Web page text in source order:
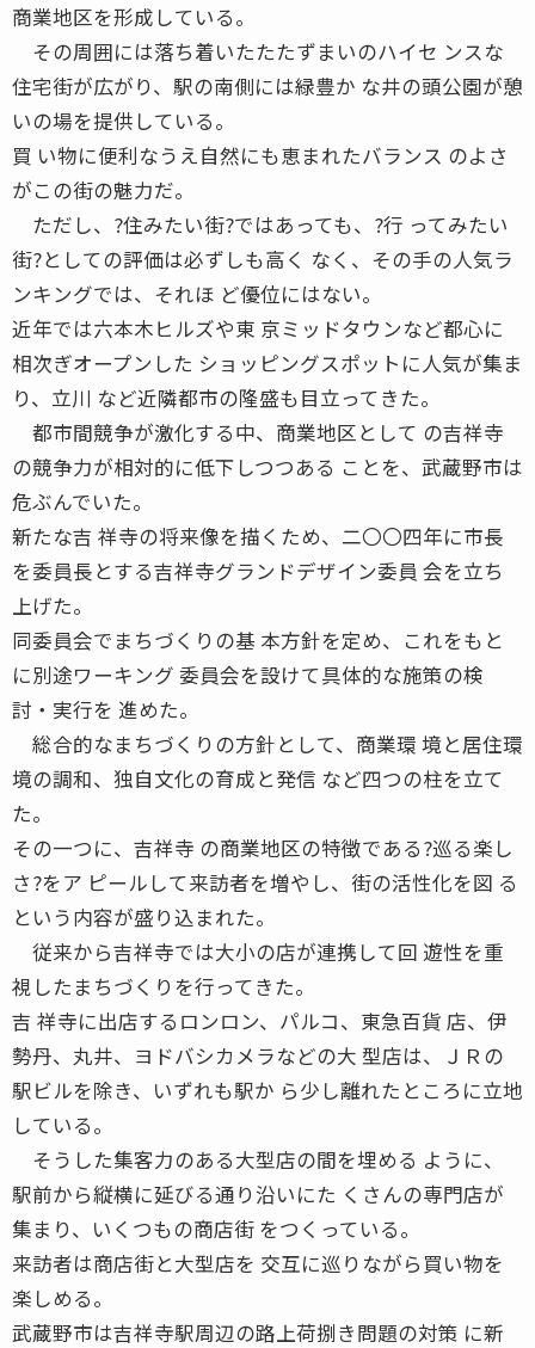
商業地区を形成している。
その周囲には落ち着いたたたずまいのハイセ ンスな
住宅街が広がり、駅の南側には緑豊か な井の頭公園が憩
いの場を提供している。
買 い物に便利なうえ自然にも恵まれたバランス のよさ
がこの街の魅力だ。
ただし、?住みたい街?ではあっても、?行 ってみたい
街?としての評価は必ずしも高く なく、その手の人気ラ
ンキングでは、それほ ど優位にはない。
近年では六本木ヒルズや東 京ミッドタウンなど都心に
相次ぎオープンした ショッピングスポットに人気が集ま
り、立川 など近隣都市の隆盛も目立ってきた。
都市間競争が激化する中、商業地区として の吉祥寺
の競争力が相対的に低下しつつある ことを、武蔵野市は
危ぶんでいた。
新たな吉 祥寺の将来像を描くため、二〇〇四年に市長
を委員長とする吉祥寺グランドデザイン委員 会を立ち
上げた。
同委員会でまちづくりの基 本方針を定め、これをもと
に別途ワーキング 委員会を設けて具体的な施策の検
討・実行を 進めた。
総合的なまちづくりの方針として、商業環 境と居住環
境の調和、独自文化の育成と発信 など四つの柱を立て
た。
その一つに、吉祥寺 の商業地区の特徴である?巡る楽し
さ?をア ピールして来訪者を増やし、街の活性化を図 る
という内容が盛り込まれた。
従来から吉祥寺では大小の店が連携して回 遊性を重
視したまちづくりを行ってきた。
吉 祥寺に出店するロンロン、パルコ、東急百貨 店、伊
勢丹、丸井、ヨドバシカメラなどの大 型店は、ＪＲの
駅ビルを除き、いずれも駅か ら少し離れたところに立地
している。
そうした集客力のある大型店の間を埋める ように、
駅前から縦横に延びる通り沿いにた くさんの専門店が
集まり、いくつもの商店街 をつくっている。
来訪者は商店街と大型店を 交互に巡りながら買い物を
楽しめる。
武蔵野市は吉祥寺駅周辺の路上荷捌き問題の対策 に新